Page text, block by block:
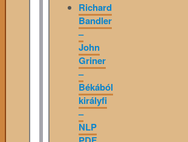
Richard
Bandler
–
John
Griner
–
Békából
királyfi
–
NLP